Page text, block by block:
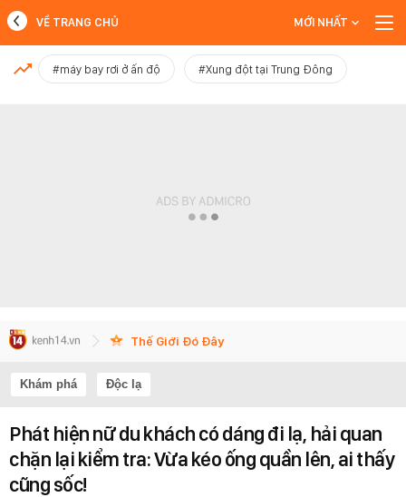
MỚI NHẤT
VỀ TRANG CHỦ MỚI NHẤT
#máy bay rơi ở ấn độ #Xung đột tại Trung Đông
Thế Giới Đó Đây
Khám phá Độc lạ
Phát hiện nữ du khách có dáng đi lạ, hải quan
chặn lại kiểm tra: Vừa kéo ống quần lên, ai thấy
cũng sốc!